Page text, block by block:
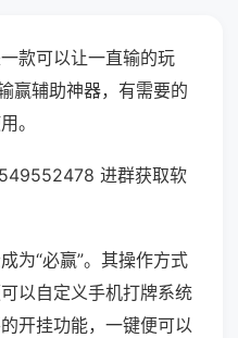
款可以让一直输的玩
赢辅助神器，有需要的
。
进群获取软
为“必赢”。其操作方式
以自定义手机打牌系统
开挂功能，一键便可以